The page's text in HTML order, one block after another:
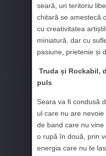
seară, un teritoriu
chitară se amestecă
cu creativitatea
miniatură, dar cu
pasiune, prietenie și
Truda și Rockabil,
puls
Seara va fi condusă
ul care nu are
de band care nu
o rupă în două, prin
energia care nu te